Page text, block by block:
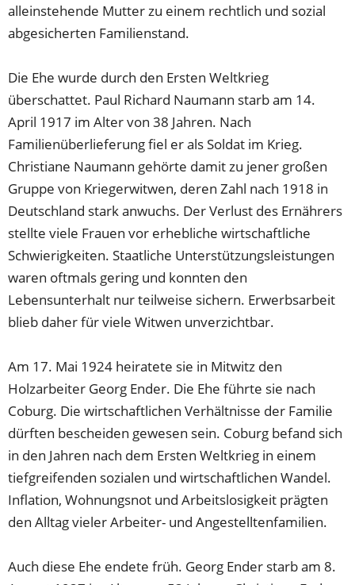
alleinstehende Mutter zu einem rechtlich und sozial
abgesicherten Familienstand.
Die Ehe wurde durch den Ersten Weltkrieg
überschattet. Paul Richard Naumann starb am 14.
April 1917 im Alter von 38 Jahren. Nach
Familienüberlieferung fiel er als Soldat im Krieg.
Christiane Naumann gehörte damit zu jener großen
Gruppe von Kriegerwitwen, deren Zahl nach 1918 in
Deutschland stark anwuchs. Der Verlust des Ernährers
stellte viele Frauen vor erhebliche wirtschaftliche
Schwierigkeiten. Staatliche Unterstützungsleistungen
waren oftmals gering und konnten den
Lebensunterhalt nur teilweise sichern. Erwerbsarbeit
blieb daher für viele Witwen unverzichtbar.
Am 17. Mai 1924 heiratete sie in Mitwitz den
Holzarbeiter Georg Ender. Die Ehe führte sie nach
Coburg. Die wirtschaftlichen Verhältnisse der Familie
dürften bescheiden gewesen sein. Coburg befand sich
in den Jahren nach dem Ersten Weltkrieg in einem
tiefgreifenden sozialen und wirtschaftlichen Wandel.
Inflation, Wohnungsnot und Arbeitslosigkeit prägten
den Alltag vieler Arbeiter- und Angestelltenfamilien.
Auch diese Ehe endete früh. Georg Ender starb am 8.